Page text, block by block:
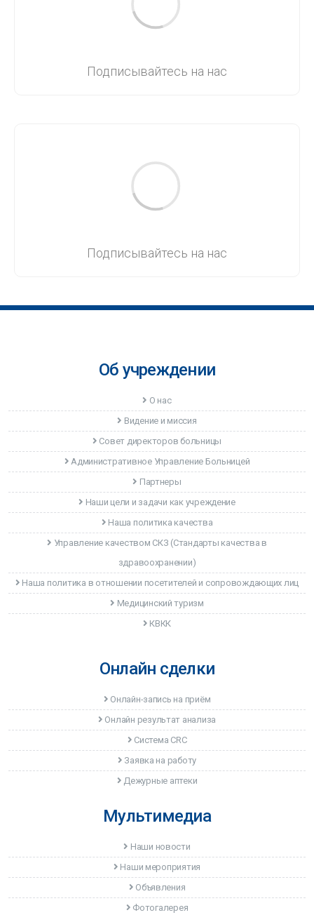
Подписывайтесь на нас
Подписывайтесь на нас
Об учреждении
О нас
Видение и миссия
Совет директоров больницы
Административное Управление Больницей
Партнеры
Наши цели и задачи как учреждение
Наша политика качества
Управление качеством CКЗ (Стандарты качества в
здравоохранении)
Наша политика в отношении посетителей и сопровождающих лиц
Медицинский туризм
КВКК
Онлайн сделки
Онлайн-запись на приём
Онлайн результат анализа
Система CRC
Заявка на работу
Дежурные аптеки
Мультимедиа
Наши новости
Наши мероприятия
Объявления
Фотогалерея